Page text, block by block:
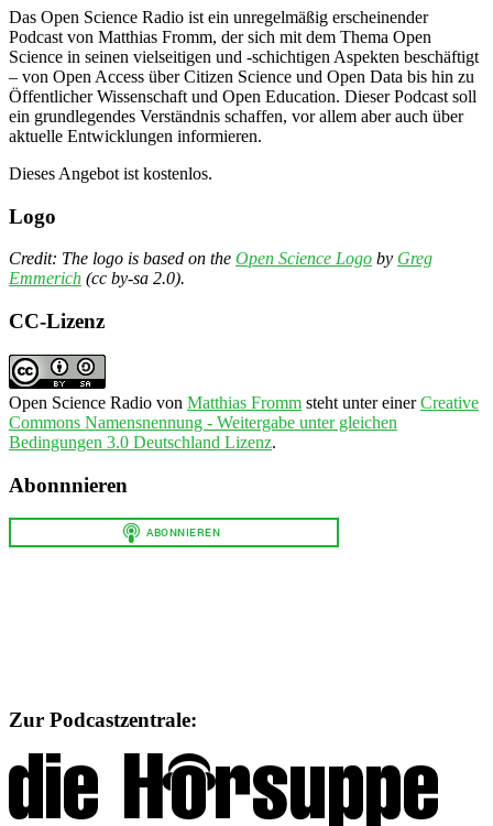
Das Open Science Radio ist ein unregelmäßig erscheinender
Podcast von Matthias Fromm, der sich mit dem Thema Open
Science in seinen vielseitigen und -schichtigen Aspekten beschäftigt
– von Open Access über Citizen Science und Open Data bis hin zu
Öffentlicher Wissenschaft und Open Education. Dieser Podcast soll
ein grundlegendes Verständnis schaffen, vor allem aber auch über
aktuelle Entwicklungen informieren.
Dieses Angebot ist kostenlos.
Logo
Credit: The logo is based on the Open Science Logo by Greg
Emmerich (cc by-sa 2.0).
CC-Lizenz
Open Science Radio von Matthias Fromm steht unter einerCreative
Commons Namensnennung - Weitergabe unter gleichen
Bedingungen 3.0 Deutschland Lizenz.
Abonnnieren
Zur Podcastzentrale: